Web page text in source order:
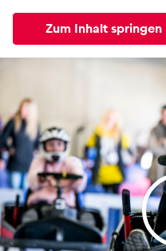
Zum Inhalt springen
Events
News